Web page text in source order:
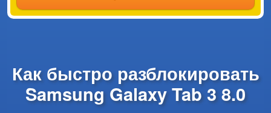
Как быстро разблокировать
Samsung Galaxy Tab 3 8.0